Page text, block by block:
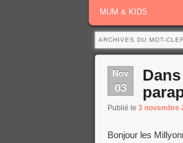
MUM & KIDS
ARCHIVES DU MOT-
Nov
03
Publié le 3 novembre
Bonjour les